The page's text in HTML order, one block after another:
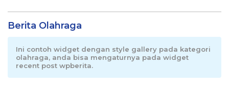
Berita Olahraga
Ini contoh widget dengan style gallery pada kategori
olahraga, anda bisa mengaturnya pada widget
recent post wpberita.